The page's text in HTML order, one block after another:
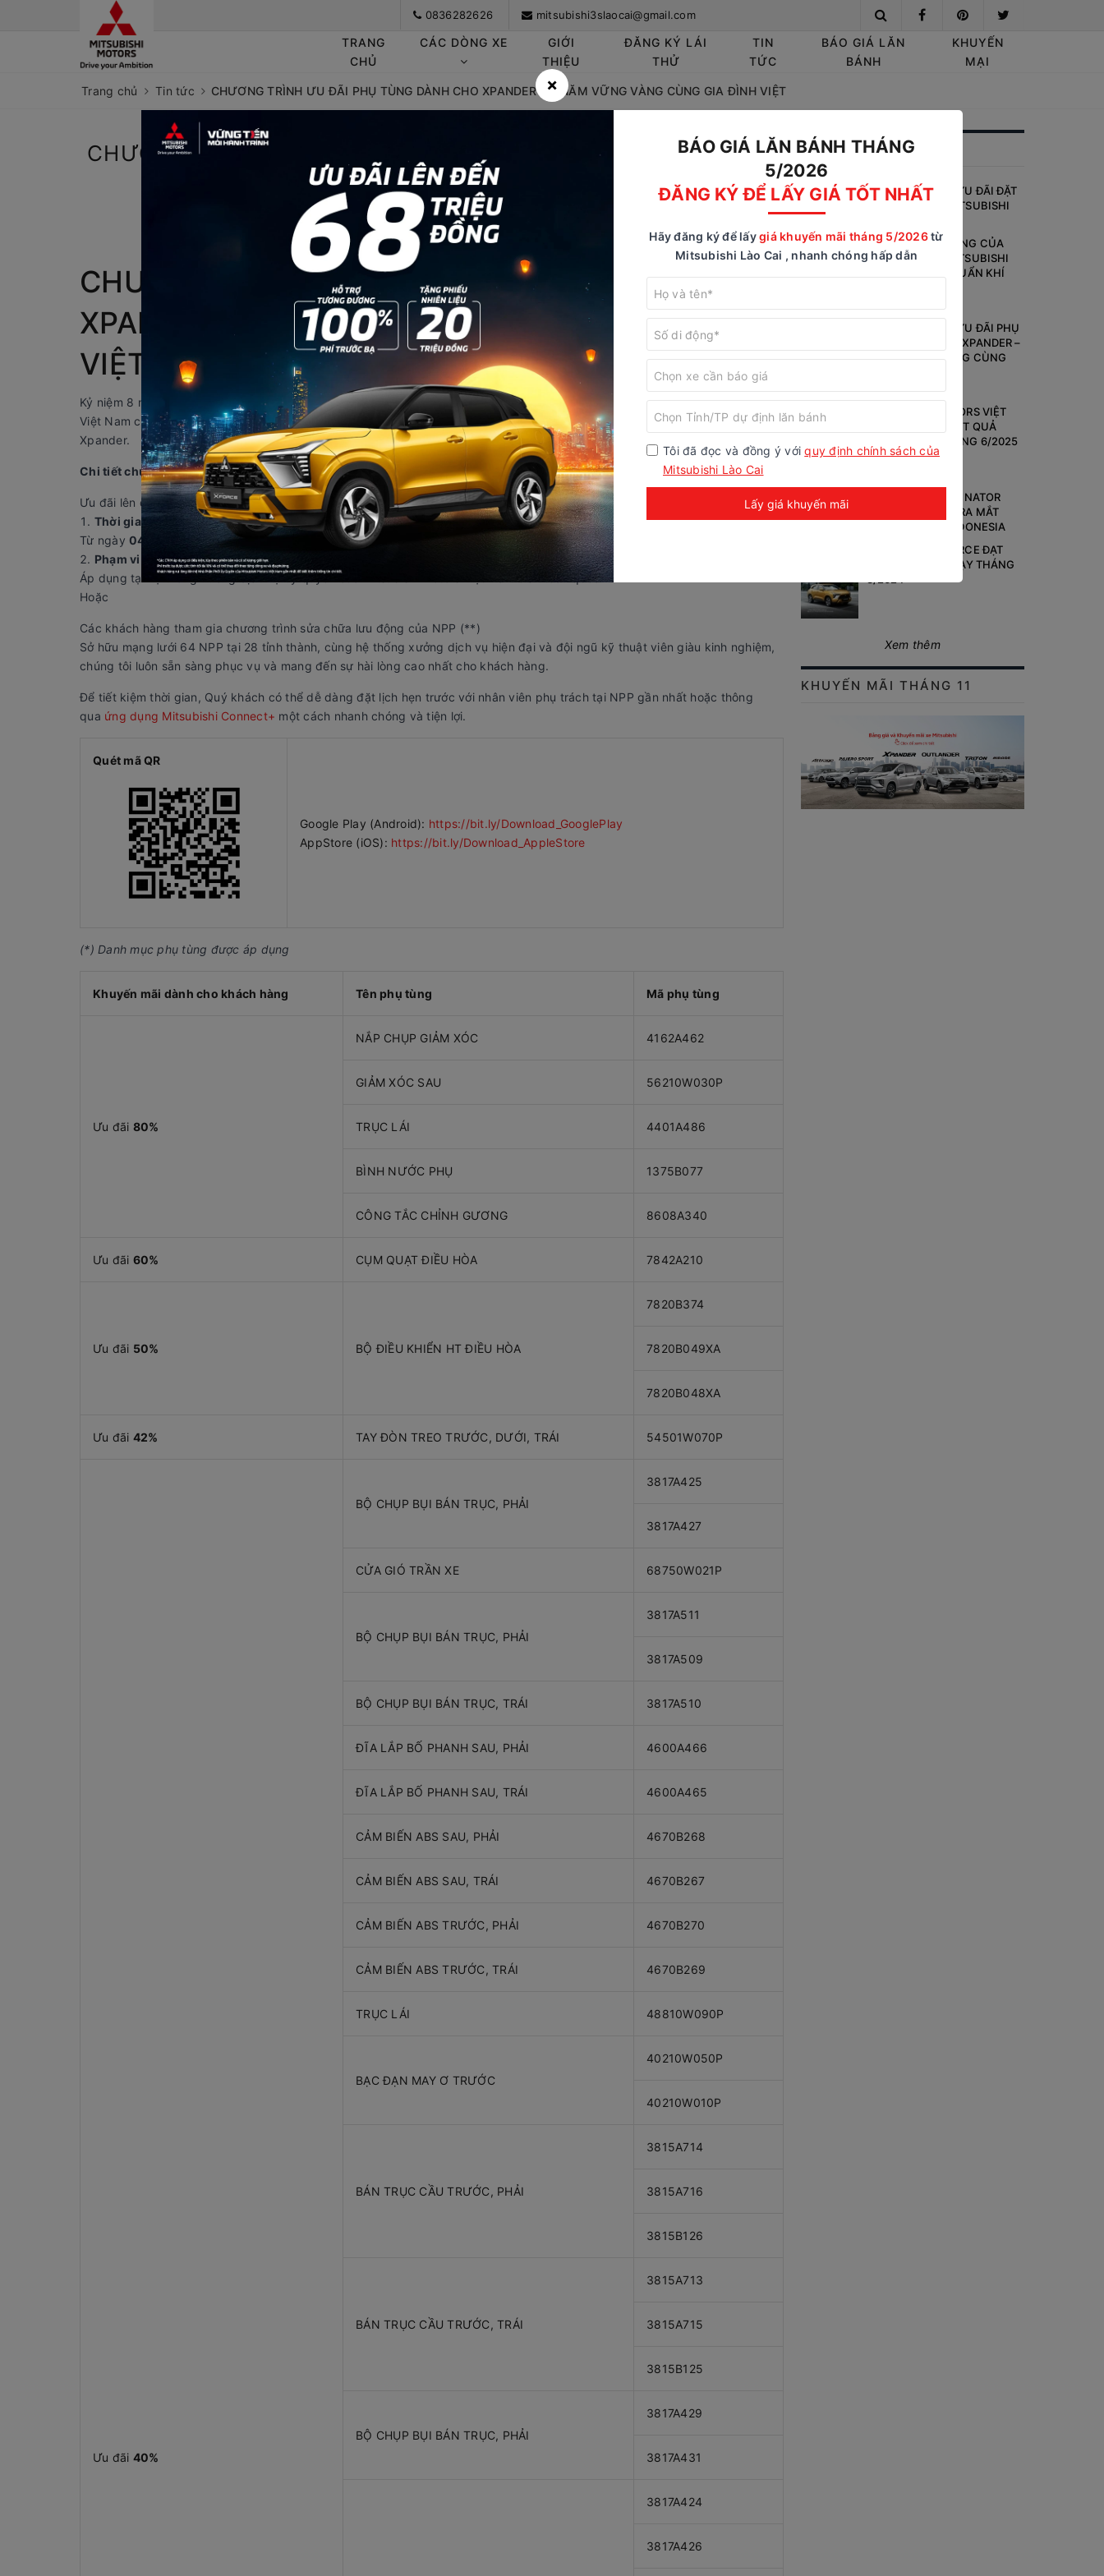
0836282626 mitsubishi3slaocai@gmail.com
TRANG
CHỦ
CÁC DÒNG XE
GIỚI
THIỆU
ĐĂNG KÝ LÁI
THỬ
TIN
TỨC
BÁO GIÁ LĂN
BÁNH
KHUYẾN
MẠI
Trang chủ Tin tức CHƯƠNG TRÌNH ƯU ĐÃI PHỤ TÙNG DÀNH CHO XPANDER – 8 NĂM VỮNG VÀNG CÙNG GIA ĐÌNH VIỆT
CHƯƠNG TRÌNH ƯU ĐÃI PHỤ TÙNG DÀNH CHO XPANDER – 8
NĂM VỮNG VÀNG CÙNG GIA ĐÌNH VIỆT
Tác giả: TRỊNH DUY TÙNG Ngày đăng: 07/09/2025
CHƯƠNG TRÌNH ƯU ĐÃI PHỤ TÙNG DÀNH CHO
XPANDER – 8 NĂM VỮNG VÀNG CÙNG GIA ĐÌNH
VIỆT
Kỷ niệm 8 năm Xpander ra mắt thị trường và cột mốc 120.000 xe được các gia đình Việt tin tưởng lựa chọn, Mitsubishi Motors
Việt Nam cùng các nhà phân phối (NPP) mang đến chương trình tri ân đặc biệt dành cho các khách hàng sử dụng xe
Xpander.
Chi tiết chương trình:
Ưu đãi lên đến 80% cho hơn 80 phụ tùng sửa chữa (*) của xe Xpander.
Thời gian áp dụng:
Từ ngày 04/09/2025 đến hết ngày
30/11/2025.
Phạm vi chương trình:
Áp dụng tại hệ thống xưởng dịch vụ ủy quyền của Mitsubishi Motors Việt Nam trên toàn quốc.
Hoặc
Các khách hàng tham gia chương trình sửa chữa lưu động của NPP (**)
Sở hữu mạng lưới 64 NPP tại 28 tỉnh thành, cùng hệ thống xưởng dịch vụ hiện đại và đội ngũ kỹ thuật viên giàu kinh nghiệm,
chúng tôi luôn sẵn sàng phục vụ và mang đến sự hài lòng cao nhất cho khách hàng.
Để tiết kiệm thời gian, Quý khách có thể dễ dàng đặt lịch hẹn trước với nhân viên phụ trách tại NPP gần nhất hoặc thông
qua ứng dụng Mitsubishi Connect+ một cách nhanh chóng và tiện lợi.
Quét mã QR
Google Play (Android): https://bit.ly/Download_GooglePlay
AppStore (iOS): https://bit.ly/Download_AppleStore
(*) Danh mục phụ tùng được áp dụng
Khuyến mãi dành cho khách hàng Tên phụ tùng Mã phụ tùng
Ưu đãi 80%
NẮP CHỤP GIẢM XÓC 4162A462
GIẢM XÓC SAU 56210W030P
TRỤC LÁI 4401A486
BÌNH NƯỚC PHỤ 1375B077
CÔNG TẮC CHỈNH GƯƠNG 8608A340
Ưu đãi 60% CỤM QUẠT ĐIỀU HÒA 7842A210
Ưu đãi 50% BỘ ĐIỀU KHIỂN HT ĐIỀU HÒA
7820B374
7820B049XA
7820B048XA
Ưu đãi 42% TAY ĐÒN TREO TRƯỚC, DƯỚI, TRÁI 54501W070P
Ưu đãi 40%
BỘ CHỤP BỤI BÁN TRỤC, PHẢI
3817A425
3817A427
CỬA GIÓ TRẦN XE 68750W021P
BỘ CHỤP BỤI BÁN TRỤC, PHẢI
3817A511
3817A509
BỘ CHỤP BỤI BÁN TRỤC, TRÁI 3817A510
ĐĨA LẮP BỐ PHANH SAU, PHẢI 4600A466
ĐĨA LẮP BỐ PHANH SAU, TRÁI 4600A465
CẢM BIẾN ABS SAU, PHẢI 4670B268
CẢM BIẾN ABS SAU, TRÁI 4670B267
CẢM BIẾN ABS TRƯỚC, PHẢI 4670B270
CẢM BIẾN ABS TRƯỚC, TRÁI 4670B269
TRỤC LÁI 48810W090P
BẠC ĐẠN MAY Ơ TRƯỚC
40210W050P
40210W010P
BÁN TRỤC CẦU TRƯỚC, PHẢI
3815A714
3815A716
3815B126
BÁN TRỤC CẦU TRƯỚC, TRÁI
3815A713
3815A715
3815B125
BỘ CHỤP BỤI BÁN TRỤC, PHẢI
3817A429
3817A431
3817A424
3817A426
ĐỪNG BỎ LỠ
CHƯƠNG TRÌNH ƯU ĐÃI ĐẶT
HÀNG SỚM XE MITSUBISHI
KHẢ NĂNG ĐÁP ỨNG CỦA
CÁC DÒNG XE MITSUBISHI
VỚI CÁC TIÊU CHUẨN KHÍ
CHƯƠNG TRÌNH ƯU ĐÃI PHỤ
TÙNG DÀNH CHO XPANDER –
8 NĂM VỮNG VÀNG CÙNG
MITSUBISHI MOTORS VIỆT
NAM CÔNG BỐ KẾT QUẢ
KINH DOANH THÁNG 6/2025
MITSUBISHI DESTINATOR
HOÀN TOÀN MỚI RA MẮT
TOÀN CẦU TẠI INDONESIA
XPANDER VÀ XFORCE ĐẠT
TOP 3 XE BÁN CHẠY THÁNG
Xem thêm
KHUYẾN MÃI THÁNG 11
×
BÁO GIÁ LĂN BÁNH THÁNG
5/2026
ĐĂNG KÝ ĐỂ LẤY GIÁ TỐT NHẤT
Hãy đăng ký để lấygiá khuyến mãi tháng 5/2026từ
Mitsubishi Lào Cai , nhanh chóng hấp dẫn
Tôi đã đọc và đồng ý vớiquy định chính sách của
Mitsubishi Lào Cai
Lấy giá khuyến mãi